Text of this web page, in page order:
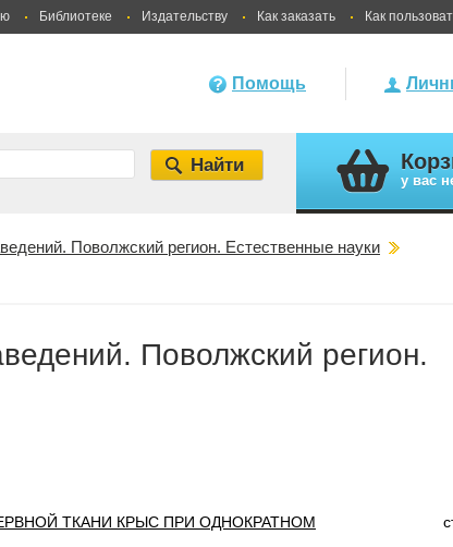
Библиотеке Издательству Как заказать Как
Помощь
у вас
Поволжский регион. Естественные науки
Поволжский регион.
ТКАНИ КРЫС ПРИ ОДНОКРАТНОМ